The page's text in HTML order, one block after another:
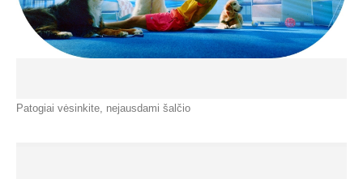
Patogiai vėsinkite, nejausdami šalčio